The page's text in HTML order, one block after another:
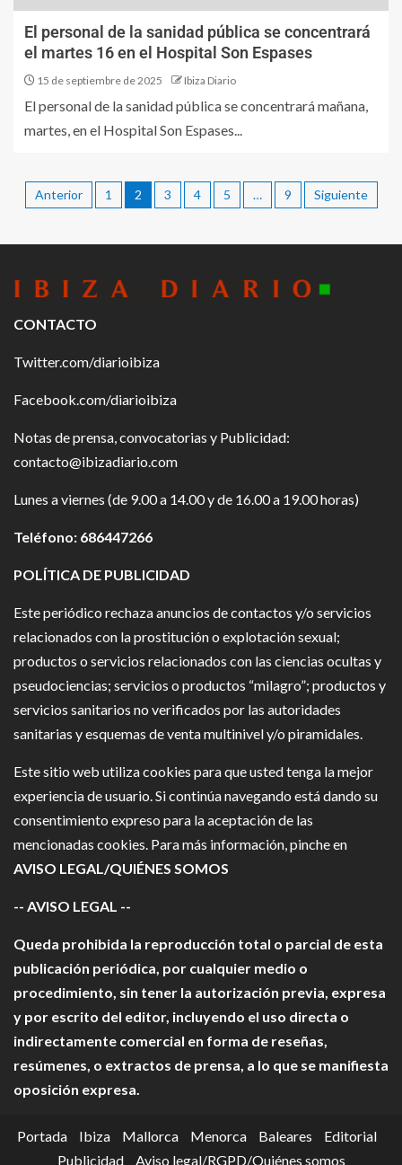
El personal de la sanidad pública se concentrará
el martes 16 en el Hospital Son Espases
15 de septiembre de 2025 Ibiza Diario
El personal de la sanidad pública se concentrará mañana,
martes, en el Hospital Son Espases...
Anterior 1 2 3 4 5 … 9 Siguiente
CONTACTO
Twitter.com/diarioibiza
Facebook.com/diarioibiza
Notas de prensa, convocatorias y Publicidad:
contacto@ibizadiario.com
Lunes a viernes (de 9.00 a 14.00 y de 16.00 a 19.00 horas)
Teléfono: 686447266
POLÍTICA DE PUBLICIDAD
Este periódico rechaza anuncios de contactos y/o servicios
relacionados con la prostitución o explotación sexual;
productos o servicios relacionados con las ciencias ocultas y
pseudociencias; servicios o productos “milagro”; productos y
servicios sanitarios no verificados por las autoridades
sanitarias y esquemas de venta multinivel y/o piramidales.
Este sitio web utiliza cookies para que usted tenga la mejor
experiencia de usuario. Si continúa navegando está dando su
consentimiento expreso para la aceptación de las
mencionadas cookies. Para más información, pinche en
AVISO LEGAL/QUIÉNES SOMOS
-- AVISO LEGAL --
Queda prohibida la reproducción total o parcial de esta
publicación periódica, por cualquier medio o
procedimiento, sin tener la autorización previa, expresa
y por escrito del editor, incluyendo el uso directa o
indirectamente comercial en forma de reseñas,
resúmenes, o extractos de prensa, a lo que se manifiesta
oposición expresa.
Portada Ibiza Mallorca Menorca Baleares
Editorial
Publicidad
Aviso legal/RGPD/Quiénes somos